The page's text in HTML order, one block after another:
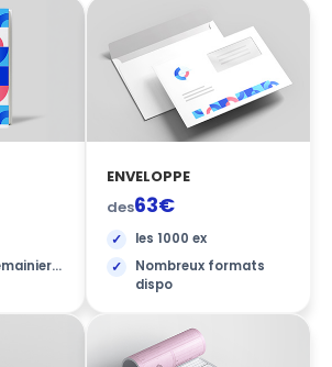
ENVELOPPE
des63€
les 1000 ex
Nombreux formats
dispo